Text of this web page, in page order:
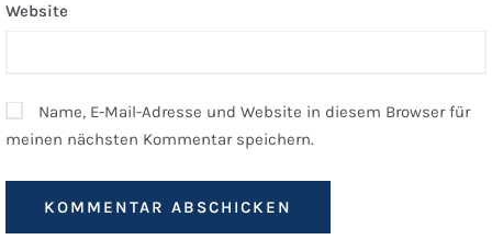
Website
Name, E-Mail-Adresse und Website in diesem Browser für
meinen nächsten Kommentar speichern.